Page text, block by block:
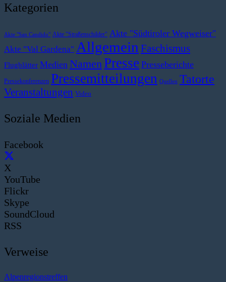
Kategorien
Akte "San Candido" Akte "Straßenschilder" Akte "Südtiroler Wegweiser"
Akte "Val Gardena" Allgemein Faschismus
Flugblätter Medien Namen Presse Presseberichte
Pressekonferenzen Pressemitteilungen Quellen Tatorte
Veranstaltungen Video
Soziale Medien
Facebook
X
YouTube
Flickr
Skype
SoundCloud
RSS
Verweise
Alpenregionstreffen